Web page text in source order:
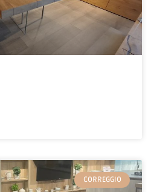
CORREGGIO